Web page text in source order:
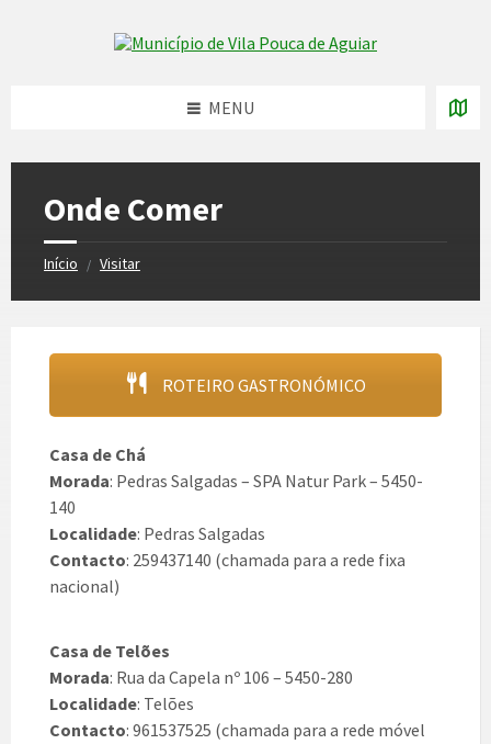
Skip to content
MENU
Onde Comer
Início / Visitar
ROTEIRO GASTRONÓMICO
Casa de Chá
Morada: Pedras Salgadas – SPA Natur Park – 5450-
140
Localidade: Pedras Salgadas
Contacto: 259437140 (chamada para a rede fixa
nacional)
Casa de Telões
Morada: Rua da Capela nº 106 – 5450-280
Localidade: Telões
Contacto: 961537525 (chamada para a rede móvel